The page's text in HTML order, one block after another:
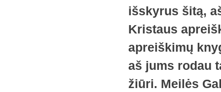
išskyrus šitą,
Kristaus
apreiškimų
aš jums rodau
žiūri. Meilės